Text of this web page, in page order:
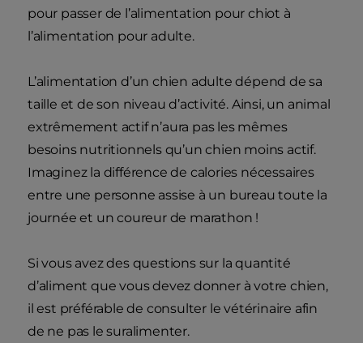
pour passer de l’alimentation pour chiot à
l’alimentation pour adulte.
L’alimentation d’un chien adulte dépend de sa
taille et de son niveau d’activité. Ainsi, un animal
extrêmement actif n’aura pas les mêmes
besoins nutritionnels qu’un chien moins actif.
Imaginez la différence de calories nécessaires
entre une personne assise à un bureau toute la
journée et un coureur de marathon !
Si vous avez des questions sur la quantité
d’aliment que vous devez donner à votre chien,
il est préférable de consulter le vétérinaire afin
de ne pas le suralimenter.